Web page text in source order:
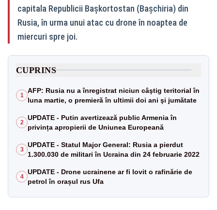
capitala Republicii Bașkortostan (Bașchiria) din
Rusia, în urma unui atac cu drone în noaptea de
miercuri spre joi.
CUPRINS
1
AFP: Rusia nu a înregistrat niciun câştig teritorial în
luna martie, o premieră în ultimii doi ani şi jumătate
2
UPDATE - Putin avertizează public Armenia în
privința apropierii de Uniunea Europeană
3
UPDATE - Statul Major General: Rusia a pierdut
1.300.030 de militari în Ucraina din 24 februarie 2022
4
UPDATE - Drone ucrainene ar fi lovit o rafinărie de
petrol în orașul rus Ufa